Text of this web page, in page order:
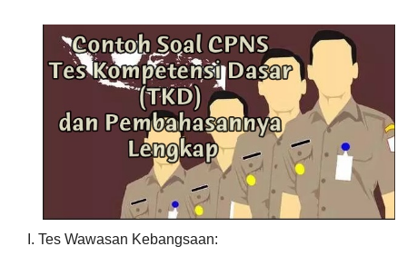
I. Tes Wawasan Kebangsaan: